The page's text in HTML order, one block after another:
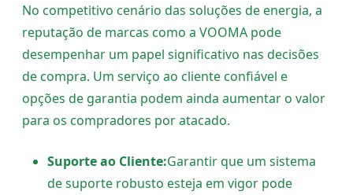
No competitivo cenário das soluções de energia, a
reputação de marcas como a VOOMA pode
desempenhar um papel significativo nas decisões
de compra. Um serviço ao cliente confiável e
opções de garantia podem ainda aumentar o valor
para os compradores por atacado.
Suporte ao Cliente:Garantir que um sistema
de suporte robusto esteja em vigor pode